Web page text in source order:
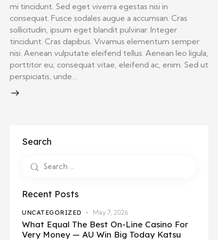
mi tincidunt. Sed eget viverra egestas nisi in
consequat. Fusce sodales augue a accumsan. Cras
sollicitudin, ipsum eget blandit pulvinar. Integer
tincidunt. Cras dapibus. Vivamus elementum semper
nisi. Aenean vulputate eleifend tellus. Aenean leo ligula,
porttitor eu, consequat vitae, eleifend ac, enim. Sed ut
perspiciatis, unde…
Search
Search
for:
Recent Posts
UNCATEGORIZED May 7, 2026
What Equal The Best On-Line Casino For
Very Money — AU Win Big Today Katsu